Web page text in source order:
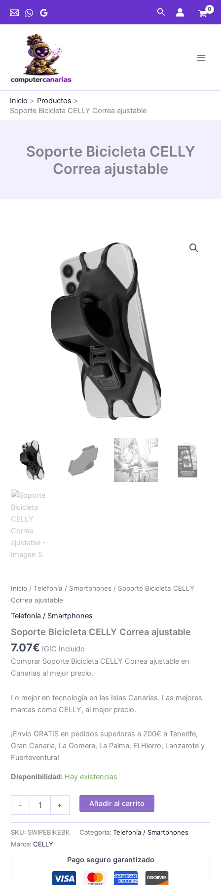
Buscar
Inicio
Productos
Soporte Bicicleta CELLY Correa ajustable
Soporte Bicicleta CELLY
Correa ajustable
Inicio /Telefonía / Smartphones / Soporte Bicicleta CELLY
Correa ajustable
Telefonía / Smartphones
Soporte Bicicleta CELLY Correa ajustable
7.07€ IGIC Incluido
Comprar Soporte Bicicleta CELLY Correa ajustable en
Canarias al mejor precio.
Lo mejor en tecnología en las Islas Canarias. Las mejores
marcas como CELLY, al mejor precio.
¡Envío GRATIS en pedidos superiores a 200€ a Tenerife,
Gran Canaria, La Gomera, La Palma, El Hierro, Lanzarote y
Fuerteventura!
Disponibilidad: Hay existencias
-
Correa
cantidad
+ Añadir al carrito
SKU: SWIPEBIKEBK Categoría:Telefonía / Smartphones
Marca:CELLY
Pago seguro garantizado
Correa
ajustable